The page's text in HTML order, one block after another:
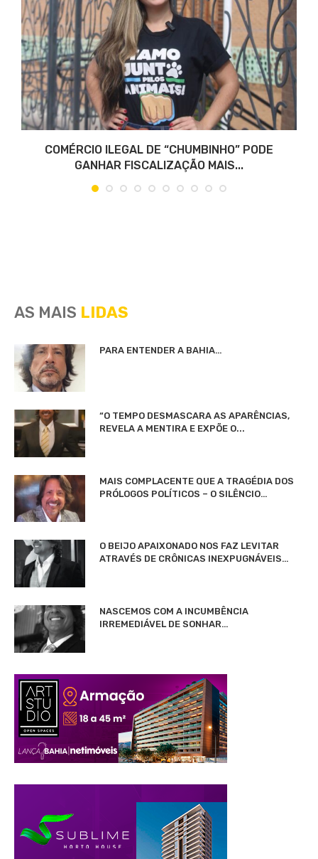
COMÉRCIO ILEGAL DE “CHUMBINHO” PODE
GANHAR FISCALIZAÇÃO MAIS...
AS MAIS LIDAS
PARA ENTENDER A BAHIA…
“O TEMPO DESMASCARA AS APARÊNCIAS,
REVELA A MENTIRA E EXPÕE O...
MAIS COMPLACENTE QUE A TRAGÉDIA DOS
PRÓLOGOS POLÍTICOS – O SILÊNCIO…
O BEIJO APAIXONADO NOS FAZ LEVITAR
ATRAVÉS DE CRÔNICAS INEXPUGNÁVEIS…
NASCEMOS COM A INCUMBÊNCIA
IRREMEDIÁVEL DE SONHAR…